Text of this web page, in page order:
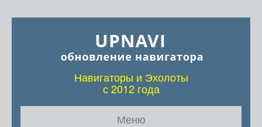
Навигаторы и Эхолоты
с 2012 года
Меню